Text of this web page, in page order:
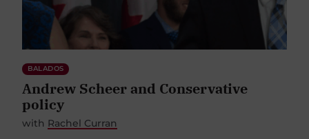
BALADOS
Andrew Scheer and Conservative
policy
with Rachel Curran